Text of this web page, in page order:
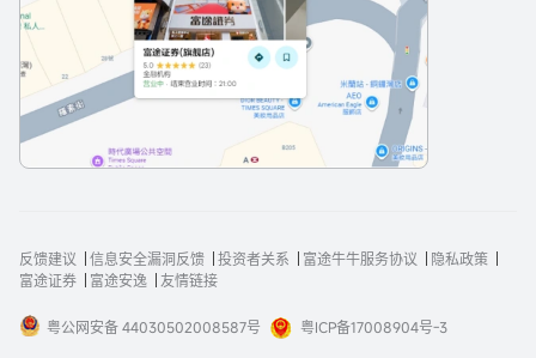
反馈建议 信息安全漏洞反馈 投资者关系 富途牛牛服务协议
隐私政策
富途证券
富途安逸 友情链接
粤公网安备 44030502008587号 粤ICP备17008904号-3